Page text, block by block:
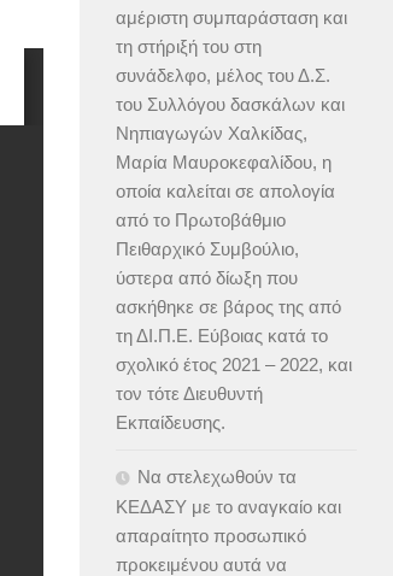
αμέριστη συμπαράσταση και
τη στήριξή του στη
συνάδελφο, μέλος του Δ.Σ.
του Συλλόγου δασκάλων και
Νηπιαγωγών Χαλκίδας,
Μαρία Μαυροκεφαλίδου, η
οποία καλείται σε απολογία
από το Πρωτοβάθμιο
Πειθαρχικό Συμβούλιο,
ύστερα από δίωξη που
ασκήθηκε σε βάρος της από
τη ΔΙ.Π.Ε. Εύβοιας κατά το
σχολικό έτος 2021 – 2022, και
τον τότε Διευθυντή
Εκπαίδευσης.
Να στελεχωθούν τα
ΚΕΔΑΣΥ με το αναγκαίο και
απαραίτητο προσωπικό
προκειμένου αυτά να